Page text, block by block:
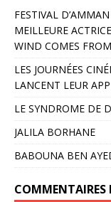
FESTIVAL
MEILLEURE
WIND COMES
LES JOURNÉES
LANCENT LEUR
LE SYNDROME DE
JALILA BORHANE
BABOUNA BEN
COMMENTAIRES